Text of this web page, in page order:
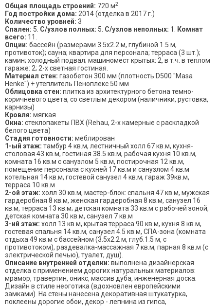
Общая площадь строений: 720 м2
Год постройки дома: 2014 (отделка в 2017 г.)
Количество уровней: 3
Спален: 5. С/узлов полных: 5. С/узлов неполных: 1.
Комнат
всего: 11.
Опции: бассейн (размерами 3.5х2.2 м, глубиной 1.5 м,
противоток); сауна; квартира для персонала; терраса (3 шт.);
камин; холодный подвал; машиномест крытых: 2, в т.ч. в теплом
гараже: 2; 2-х светная гостиная.
Материал стен: газобетон 300 мм (плотность D500 "Masa
Henke") + утеплитель Пеноплекс 50 мм
Облицовка стен: плитка из архитектурного бетона темно-
коричневого цвета, со светлым декором (наличники, рустовка,
карнизы)
Кровля: мягкая
Окна: стеклопакеты ПВХ (Rehau, 2-х камерные с раскладкой
белого цвета)
Стадия готовности: меблирован
1-ый этаж: тамбур 4 кв.м, лестничный холл 67 кв.м, кухня-
столовая 43 кв.м, гостиная 38.5 кв.м, рабочая кухня 10 кв.м,
комната 16 кв.м с санузлом 5 кв.м, постирочная 12 кв.м,
помещение персонала с кухней 17 кв.м и санузлом 4 кв.м
котельная 14 кв.м, гостевой санузел 4 кв.м, гараж 39кв.м,
терраса 10 кв.м
2-ой этаж: холл 30 кв.м, мастер-блок: спальня 47 кв.м, мужская
гардеробная 8 кв.м, женская гардеробная 8 кв.м, санузел 16
кв.м, терраса 13 кв.м; детская комната 33 кв.м с рабочей зоной,
детская комната 30 кв.м, санузел 7 кв.м
3-ий этаж: холл 13 кв.м, крытая терраса 90 кв.м, кухня 8 кв.м,
гостевая спальня 14 кв.м, санузел 4.5 кв.м, СПА-зона (комната
отдыха 49 кв.м с бассейном (3.5х2.2 м, глуб.1.5 м, с
противотоком), раздевалка-массажная 7 кв.м, парная 8 кв.м (с
электрической печью), туалет, душ).
Описание внутренней отделки: выполнена дизайнерская
отделка с применением дорогих натуральных материалов:
мрамор, травертин, оникс, массив дуба, инженерная доска.
Дизайн в стиле неоготика (вдохновлен европейскими
замками). На стены нанесена декоративная штукатурка,
поклеены дорогие обои, декор - лепнина из гипса,